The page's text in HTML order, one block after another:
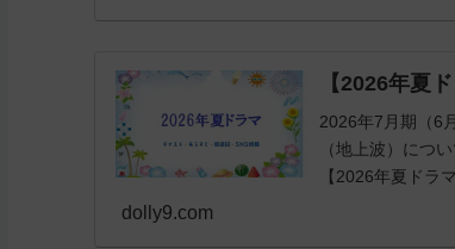
【2026年夏
2026年7月期（6
（地上波）につ
【2026年夏ドラ
dolly9.com